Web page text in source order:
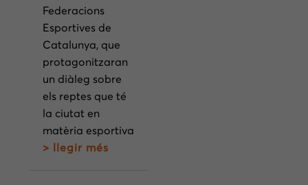
Federacions
Esportives de
Catalunya, que
protagonitzaran
un diàleg sobre
els reptes que té
la ciutat en
matèria esportiva
> llegir més